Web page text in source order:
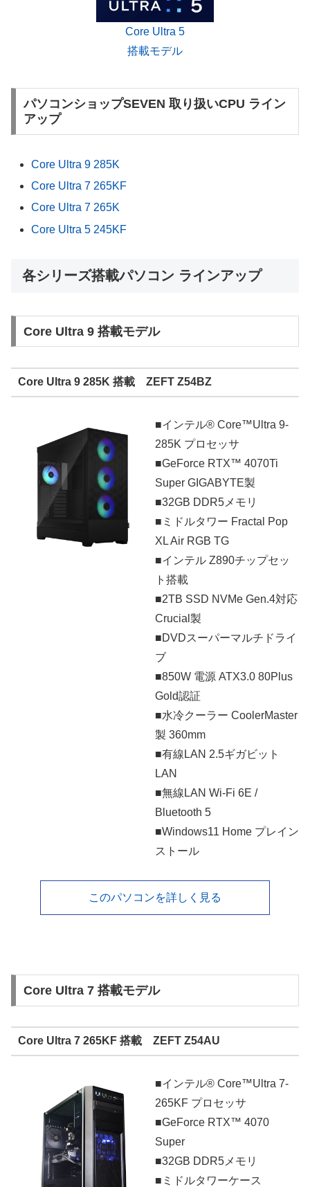
Core Ultra 5
搭載モデル
パソコンショップSEVEN 取り扱いCPU ライン
アップ
Core Ultra 9 285K
Core Ultra 7 265KF
Core Ultra 7 265K
Core Ultra 5 245KF
各シリーズ搭載パソコン ラインアップ
Core Ultra 9 搭載モデル
Core Ultra 9 285K 搭載 ZEFT Z54BZ
■インテル® Core™Ultra 9-
285K プロセッサ
■GeForce RTX™ 4070Ti
Super GIGABYTE製
■32GB DDR5メモリ
■ミドルタワー Fractal Pop
XL Air RGB TG
■インテル Z890チップセッ
ト搭載
■2TB SSD NVMe Gen.4対応
Crucial製
■DVDスーパーマルチドライ
ブ
■850W 電源 ATX3.0 80Plus
Gold認証
■水冷クーラー CoolerMaster
製 360mm
■有線LAN 2.5ギガビット
LAN
■無線LAN Wi-Fi 6E /
Bluetooth 5
■Windows11 Home プレイン
ストール
このパソコンを詳しく見る
Core Ultra 7 搭載モデル
Core Ultra 7 265KF 搭載 ZEFT Z54AU
■インテル® Core™Ultra 7-
265KF プロセッサ
■GeForce RTX™ 4070
Super
■32GB DDR5メモリ
■ミドルタワーケース